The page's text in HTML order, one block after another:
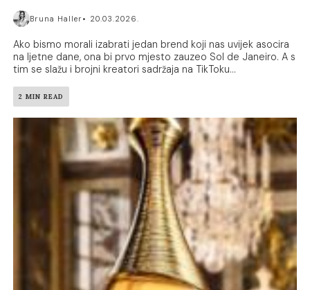
Bruna Haller 20.03.2026.
Ako bismo morali izabrati jedan brend koji nas uvijek asocira
na ljetne dane, ona bi prvo mjesto zauzeo Sol de Janeiro. A s
tim se slažu i brojni kreatori sadržaja na TikToku...
2 MIN READ